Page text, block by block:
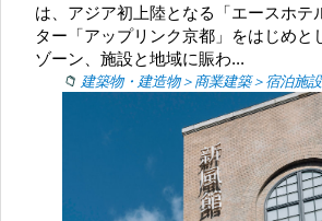
は、アジア初上陸となる「エースホテ
ター「アップリンク京都」をはじめと
ゾーン、施設と地域に賑わ...
建築物・建造物＞商業建築＞宿泊施